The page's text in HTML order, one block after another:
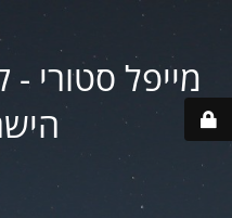
מייפל סטורי